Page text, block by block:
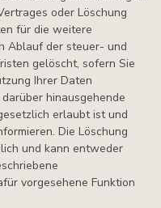
oder Löschung
für die weitere
Ablauf der steuer- und
gelöscht, sofern Sie
Ihrer Daten
hinausgehende
erlaubt ist und
Die Löschung
und kann entweder
vorgesehene Funktion